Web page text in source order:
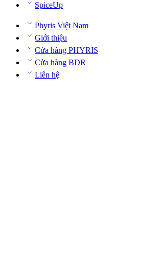
SpiceUp
Phyris Việt Nam
Giới thiệu
Cửa hàng PHYRIS
Cửa hàng BDR
Liên hệ